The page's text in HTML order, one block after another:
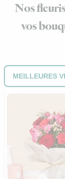
Nos
vos